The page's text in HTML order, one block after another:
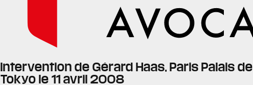
Intervention de Gérard Haas, Paris Palais de
Tokyo le 11 avril 2008